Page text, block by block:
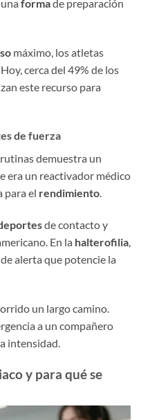
formade preparación
máximo, los atletas
cerca del 49% de los
este recurso para
de fuerza
demuestra un
era un reactivador médico
para el rendimiento.
de contacto y
En la halterofilia,
alerta que potencie la
un largo camino.
a un compañero
intensidad.
y para qué se